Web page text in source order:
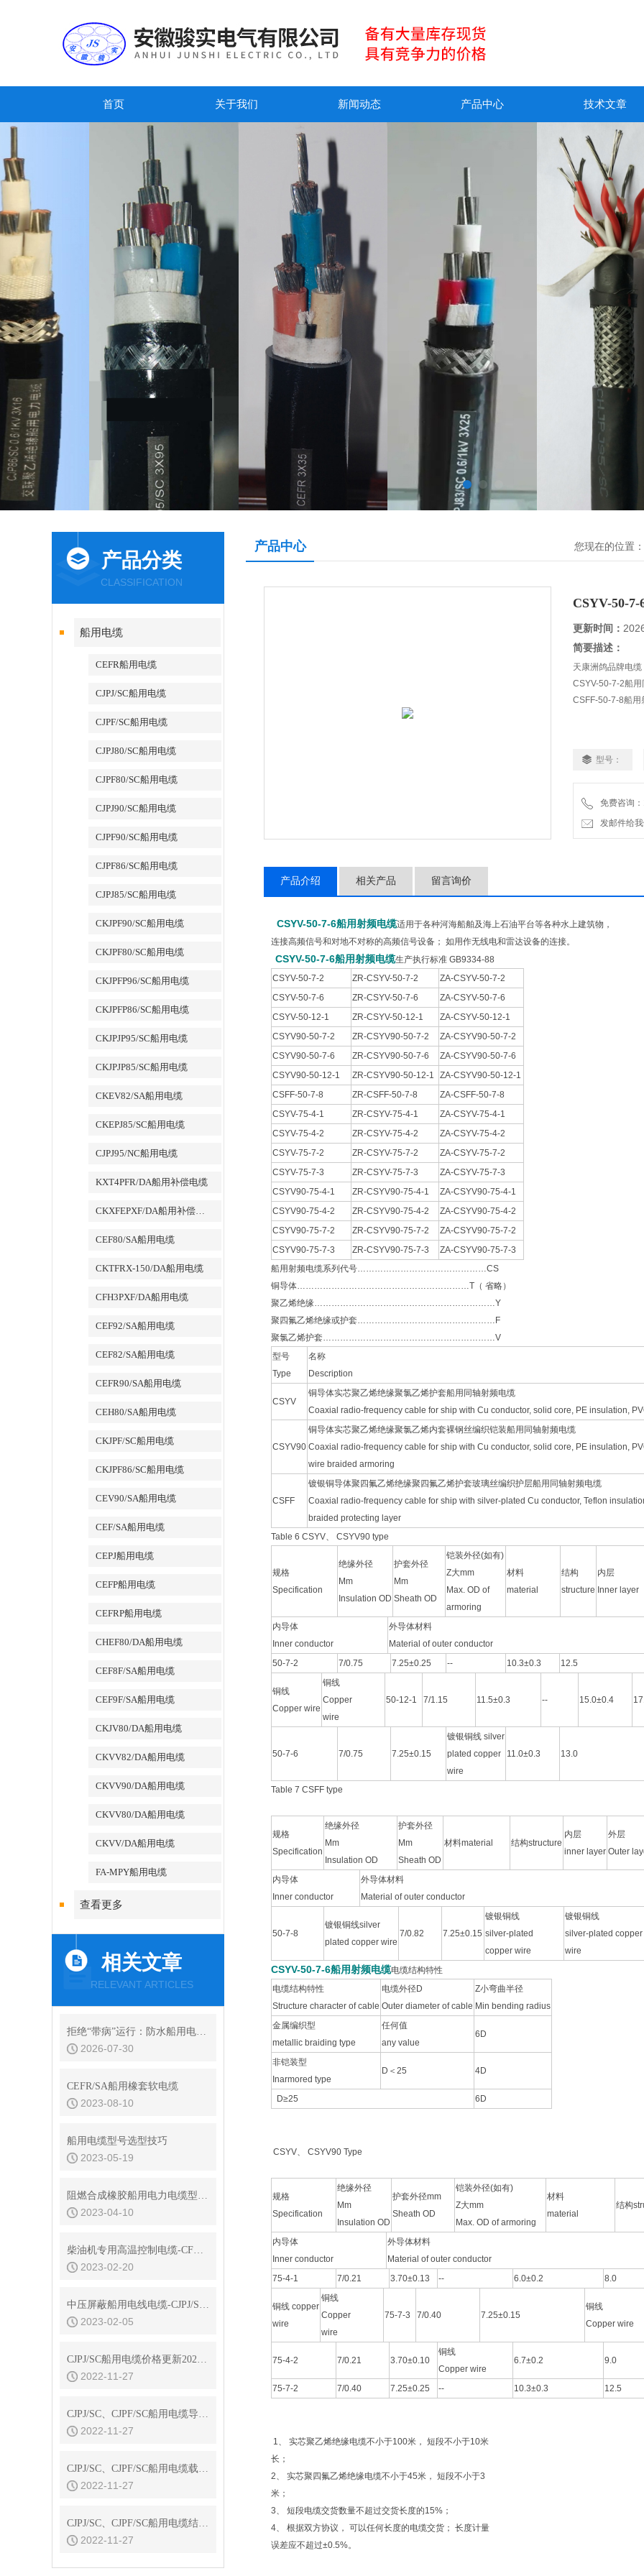
首页 关于我们 新闻动态 产品中心 技术文章
产品分类
CLASSIFICATION
船用电缆
CEFR船用电缆
CJPJ/SC船用电缆
CJPF/SC船用电缆
CJPJ80/SC船用电缆
CJPF80/SC船用电缆
CJPJ90/SC船用电缆
CJPF90/SC船用电缆
CJPF86/SC船用电缆
CJPJ85/SC船用电缆
CKJPF90/SC船用电缆
CKJPF80/SC船用电缆
CKJPFP96/SC船用电缆
CKJPFP86/SC船用电缆
CKJPJP95/SC船用电缆
CKJPJP85/SC船用电缆
CKEV82/SA船用电缆
CKEPJ85/SC船用电缆
CJPJ95/NC船用电缆
KXT4PFR/DA船用补偿电缆
CKXFEPXF/DA船用补偿电缆
CEF80/SA船用电缆
CKTFRX-150/DA船用电缆
CFH3PXF/DA船用电缆
CEF92/SA船用电缆
CEF82/SA船用电缆
CEFR90/SA船用电缆
CEH80/SA船用电缆
CKJPF/SC船用电缆
CKJPF86/SC船用电缆
CEV90/SA船用电缆
CEF/SA船用电缆
CEPJ船用电缆
CEFP船用电缆
CEFRP船用电缆
CHEF80/DA船用电缆
CEF8F/SA船用电缆
CEF9F/SA船用电缆
CKJV80/DA船用电缆
CKVV82/DA船用电缆
CKVV90/DA船用电缆
CKVV80/DA船用电缆
CKVV/DA船用电缆
FA-MPY船用电缆
查看更多
相关文章
RELEVANT ARTICLES
拒绝“带病”运行：防水船用电缆常见绝缘故障的诊断与预防性维护
2026-07-30
CEFR/SA船用橡套软电缆
2023-08-10
船用电缆型号选型技巧
2023-05-19
阻燃合成橡胶船用电力电缆型号选型
2023-04-10
柴油机专用高温控制电缆-CFEPXF4/DA船用电缆
2023-02-20
中压屏蔽船用电线电缆-CJPJ/SC-6/10KV船用电缆
2023-02-05
CJPJ/SC船用电缆价格更新2022年11月14日
2022-11-27
CJPJ/SC、CJPF/SC船用电缆导体直流电阻
2022-11-27
CJPJ/SC、CJPF/SC船用电缆载流量
2022-11-27
CJPJ/SC、CJPF/SC船用电缆结构参数
2022-11-27
产品中心 您现在的位置：
CSYV-50-
更新时间：
简要描述：
天康洲鸽品牌电
CSYV-50-7-2船用
CSFF-50-7-8船用
型号：
免费咨询
发邮件给我
产品介绍 相关产品 留言询价
CSYV-50-7-6船用射频电缆适用于各种河海船舶及海上石油平台等各种水上建筑物，
连接高频信号和对地不对称的高频信号设备； 如用作无线电和雷达设备的连接。
CSYV-50-7-6船用射频电缆生产执行标准 GB9334-88
CSYV-50-7-2
ZR-CSYV-50-7-2
ZA-CSYV-50-7-2
CSYV-50-7-6
ZR-CSYV-50-7-6
ZA-CSYV-50-7-6
CSYV-50-12-1
ZR-CSYV-50-12-1
ZA-CSYV-50-12-1
CSYV90-50-7-2
ZR-CSYV90-50-7-2
ZA-CSYV90-50-7-2
CSYV90-50-7-6
ZR-CSYV90-50-7-6
ZA-CSYV90-50-7-6
CSYV90-50-12-1
ZR-CSYV90-50-12-1
ZA-CSYV90-50-12-1
CSFF-50-7-8
ZR-CSFF-50-7-8
ZA-CSFF-50-7-8
CSYV-75-4-1
ZR-CSYV-75-4-1
ZA-CSYV-75-4-1
CSYV-75-4-2
ZR-CSYV-75-4-2
ZA-CSYV-75-4-2
CSYV-75-7-2
ZR-CSYV-75-7-2
ZA-CSYV-75-7-2
CSYV-75-7-3
ZR-CSYV-75-7-3
ZA-CSYV-75-7-3
CSYV90-75-4-1
ZR-CSYV90-75-4-1
ZA-CSYV90-75-4-1
CSYV90-75-4-2
ZR-CSYV90-75-4-2
ZA-CSYV90-75-4-2
CSYV90-75-7-2
ZR-CSYV90-75-7-2
ZA-CSYV90-75-7-2
CSYV90-75-7-3
ZR-CSYV90-75-7-3
ZA-CSYV90-75-7-3
船用射频电缆系列代号………………………………………CS
铜导体……………………………………………………T（ 省略）
聚乙烯绝缘………………………………………………………Y
聚四氟乙烯绝缘或护套…………………………………………F
聚氯乙烯护套……………………………………………………V
型号
Type
名称
Description
CSYV
铜导体实芯聚乙烯绝缘聚氯乙烯护套船用同轴射频电缆
Coaxial radio-frequency cable for ship with Cu conductor, solid core, PE insulation,
CSYV90
铜导体实芯聚乙烯绝缘聚氯乙烯内套裸钢丝编织铠装船用同轴射频电缆
Coaxial radio-frequency cable for ship with Cu conductor, solid core, PE insulation,
wire braided armoring
CSFF
镀银铜导体聚四氟乙烯绝缘聚四氟乙烯护套玻璃丝编织护层船用同轴射频电缆
Coaxial radio-frequency cable for ship with silver-plated Cu conductor, Teflon
braided protecting layer
Table 6 CSYV、 CSYV90 type
规格
Specification
绝缘外径
Mm
Insulation OD
护套外径
Mm
Sheath OD
铠装外径(如有)
Z大mm
Max. OD of
armoring
材料
material
结构
structure
内层
Inner layer
内导体
Inner conductor
外导体材料
Material of outer conductor
50-7-2
7/0.75 7.25±0.25 -- 10.3±0.3 12.5
铜线
Copper wire
铜线
Copper
wire
50-12-1 7/1.15 11.5±0.3 -- 15.0±0.4
50-7-6 7/0.75 7.25±0.15
镀银铜线 silver
plated copper
wire
11.0±0.3 13.0
Table 7 CSFF type
规格
Specification
绝缘外径
Mm
Insulation OD
护套外径
Mm
Sheath OD
材料material 结构structure
内层
inner layer
外层
Outer
内导体
Inner conductor
外导体材料
Material of outer conductor
50-7-8
镀银铜线silver
plated copper wire
7/0.82 7.25±0.15
镀银铜线
silver-plated
copper wire
镀银铜线
silver-plated copper
wire
CSYV-50-7-6船用射频电缆电缆结构特性
电缆结构特性
Structure character of cable
电缆外径D
Outer diameter of cable
Z小弯曲半径
Min bending radius
金属编织型
metallic braiding type
任何值
any value
6D
非铠装型
Inarmored type
D＜25 4D
D≥25 6D
CSYV、 CSYV90 Type
规格
Specification
绝缘外径
Mm
Insulation OD
护套外径mm
Sheath OD
铠装外径(如有)
Z大mm
Max. OD of armoring
材料
material
结构
内导体
Inner conductor
外导体材料
Material of outer conductor
75-4-1
7/0.21 3.70±0.13 -- 6.0±0.2 8.0
铜线 copper
wire
铜线
Copper
wire
75-7-3 7/0.40 7.25±0.15
铜线
Copper wire
75-4-2 7/0.21 3.70±0.10
铜线
Copper wire
6.7±0.2 9.0
75-7-2 7/0.40 7.25±0.25 -- 10.3±0.3 12.5
1、 实芯聚乙烯绝缘电缆不小于100米， 短段不小于10米
长；
2、 实芯聚四氟乙烯绝缘电缆不小于45米， 短段不小于3
米；
3、 短段电缆交货数量不超过交货长度的15%；
4、 根据双方协议， 可以任何长度的电缆交货； 长度计量
误差应不超过±0.5%。